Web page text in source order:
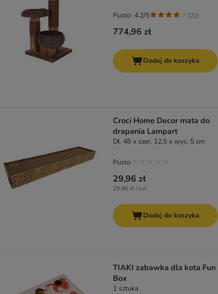
774,96 zł
Pusto: 4.2/5 (21)
Dodaj do koszyka
Croci Home Decor mata do
drapania Lampart
Dł. 48 x szer. 12,5 x wys. 5 cm
29,96 zł
29,96 zł / szt.
Pusto
Dodaj do koszyka
TIAKI zabawka dla kota Fun
Box
1 sztuka